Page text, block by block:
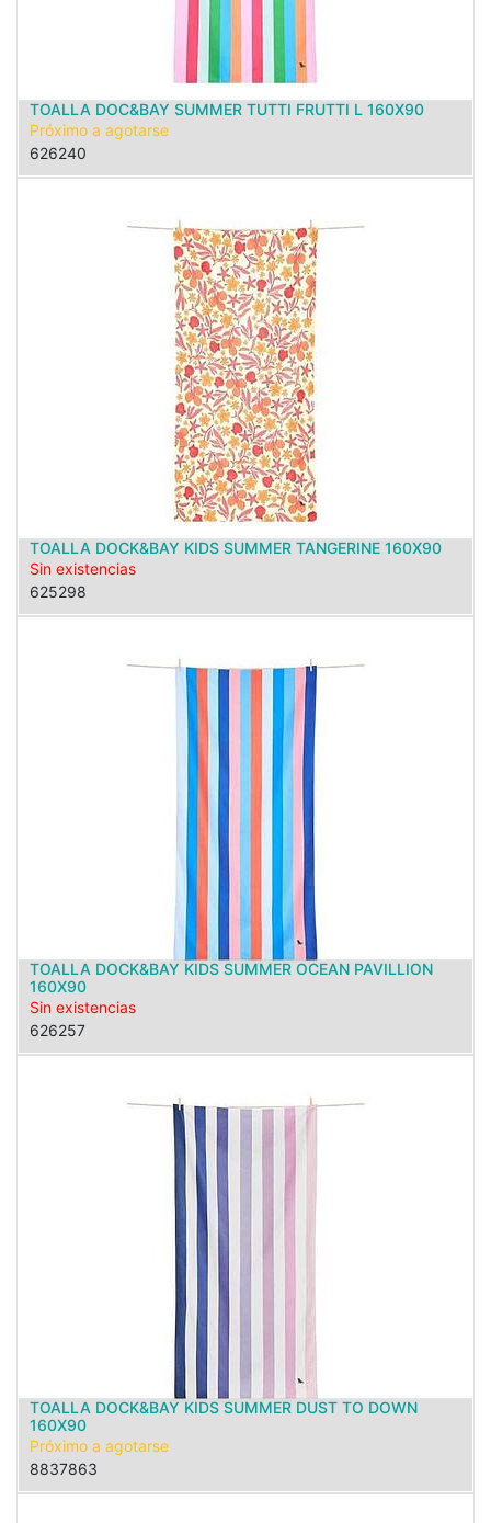
TOALLA DOC&BAY SUMMER TUTTI FRUTTI L 160X90
Próximo a agotarse
626240
TOALLA DOCK&BAY KIDS SUMMER TANGERINE 160X90
Sin existencias
625298
TOALLA DOCK&BAY KIDS SUMMER OCEAN PAVILLION
160X90
Sin existencias
626257
TOALLA DOCK&BAY KIDS SUMMER DUST TO DOWN
160X90
Próximo a agotarse
8837863